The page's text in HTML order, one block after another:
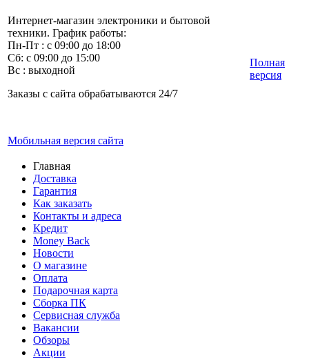
Интернет-магазин электроники и бытовой
техники. График работы:
Пн-Пт : с 09:00 до 18:00
Сб: с 09:00 до 15:00
Вс : выходной
Заказы с сайта обрабатываются 24/7
Мобильная версия сайта
Полная
версия
Главная
Доставка
Гарантия
Как заказать
Контакты и адреса
Кредит
Money Back
Новости
О магазине
Оплата
Подарочная карта
Сборка ПК
Сервисная служба
Вакансии
Обзоры
Акции